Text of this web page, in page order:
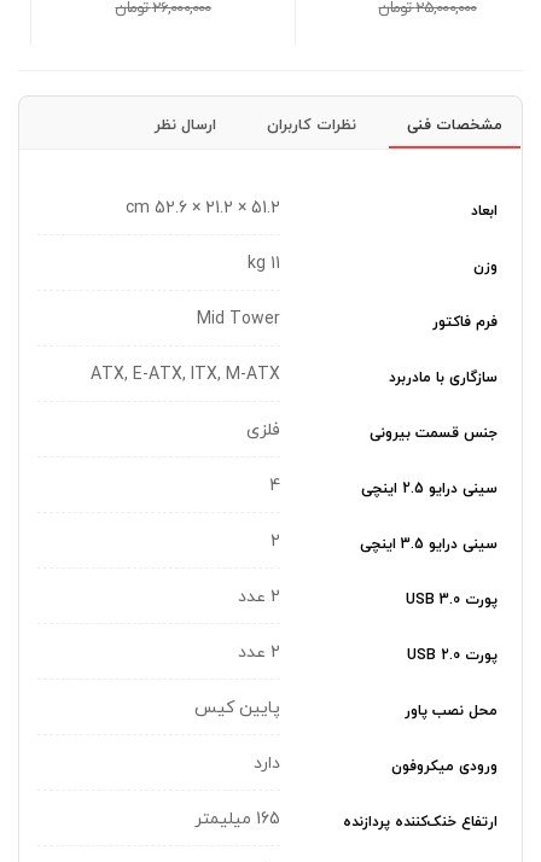
26,000,000 تومان 14,200,000 تومان
مشخصات فنی نظرات کاربران ارسال نظر
ابعاد 51.2 × 21.2 × 52.6 cm
وزن 11 kg
فرم فاکتور Mid Tower
سازگاری با مادربرد ATX, E-ATX, ITX, M-ATX
جنس قسمت بیرونی فلزی
سینی درایو 2.5 اینچی 4
سینی درایو 3.5 اینچی 2
پورت USB 3.0 2 عدد
پورت USB 2.0 2 عدد
محل نصب پاور پایین کیس
ورودی میکروفون دارد
ارتفاع خنک‌کننده پردازنده 165 میلیمتر